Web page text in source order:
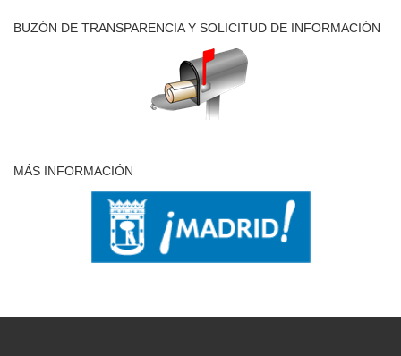
BUZÓN DE TRANSPARENCIA Y SOLICITUD DE INFORMACIÓN
MÁS INFORMACIÓN